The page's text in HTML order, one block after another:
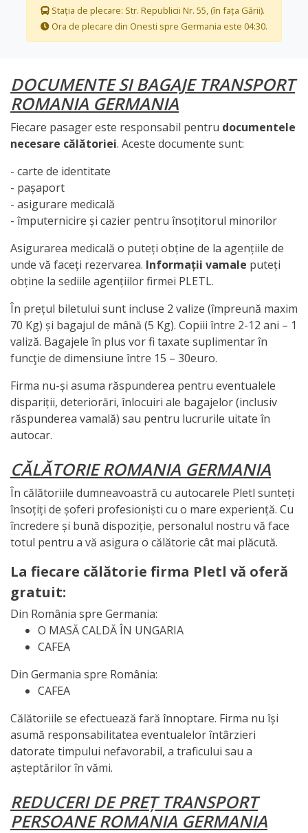
Stația de plecare: Str. Republicii Nr. 55, (în fața Gării).
Ora de plecare din Onesti spre Germania este 04:30.
DOCUMENTE SI BAGAJE TRANSPORT
ROMANIA GERMANIA
Fiecare pasager este responsabil pentru documentele
necesare călătoriei. Aceste documente sunt:
- carte de identitate
- pașaport
- asigurare medicală
- împuternicire și cazier pentru însoțitorul minorilor
Asigurarea medicală o puteți obține de la agențiile de
unde vă faceți rezervarea. Informații vamale puteți
obține la sediile agențiilor firmei PLETL.
În prețul biletului sunt incluse 2 valize (împreună maxim
70 Kg) și bagajul de mână (5 Kg). Copiii între 2-12 ani – 1
valiză. Bagajele în plus vor fi taxate suplimentar în
funcţie de dimensiune între 15 – 30euro.
Firma nu-și asuma răspunderea pentru eventualele
dispariții, deteriorări, înlocuiri ale bagajelor (inclusiv
răspunderea vamală) sau pentru lucrurile uitate în
autocar.
CĂLĂTORIE ROMANIA GERMANIA
În călătoriile dumneavoastră cu autocarele Pletl sunteți
însoțiți de șoferi profesioniști cu o mare experiență. Cu
încredere și bună dispoziție, personalul nostru vă face
totul pentru a vă asigura o călătorie cât mai plăcută.
La fiecare călătorie firma Pletl vă oferă
gratuit:
Din România spre Germania:
O MASĂ CALDĂ ÎN UNGARIA
CAFEA
Din Germania spre România:
CAFEA
Călătoriile se efectuează fară înnoptare. Firma nu își
asumă responsabilitatea eventualelor întârzieri
datorate timpului nefavorabil, a traficului sau a
așteptărilor în vămi.
REDUCERI DE PREȚ TRANSPORT
PERSOANE ROMANIA GERMANIA